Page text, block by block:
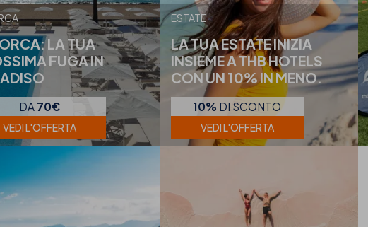
LA TUA
FUGA IN
DA 70€
VEDI L'OFFERTA
ESTATE
LA TUA ESTATE INIZIA
INSIEME A THB HOTELS
CON UN 10% IN MENO.
10% DI SCONTO
VEDI L'OFFERTA